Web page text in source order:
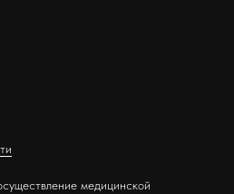
медицинской